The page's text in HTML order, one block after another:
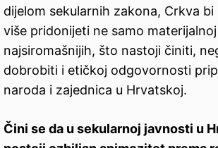
dijelom sekularnih zakona, Crkva
više pridonijeti ne samo
najsiromašnijih, što nastoji činiti,
dobrobiti i etičkoj odgovornosti
naroda i zajednica u Hrvatskoj.
Čini se da u sekularnoj javnosti u